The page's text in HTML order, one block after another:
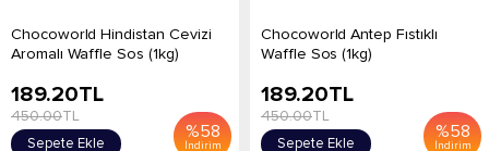
Chocoworld Hindistan Cevizi
Aromalı Waffle Sos (1kg)
%58
İndirim
189.20TL
450.00TL
Sepete Ekle
Chocoworld Antep Fıstıklı
Waffle Sos (1kg)
%58
İndirim
189.20TL
450.00TL
Sepete Ekle